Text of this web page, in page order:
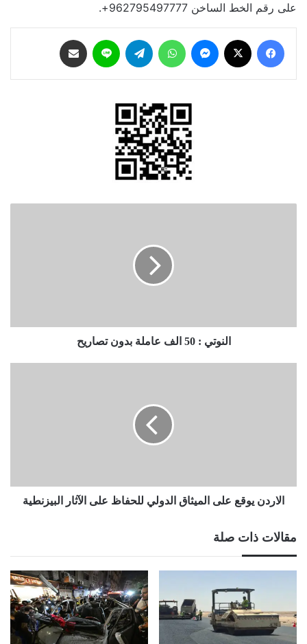
على رقم الخط الساخن 962795497777+.
فيسبوك ماسنجر واتساب تيلقرام لاين
النوتي : 50 الف عاملة بدون تصاريح
البيزنطية
الاردن يوقع على الميثاق الدولي للحفاظ على الآثار البيزنطية
مقالات ذات صلة